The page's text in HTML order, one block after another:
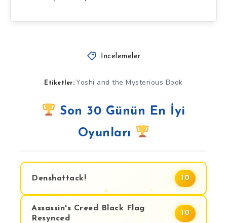
İncelemeler
Etiketler: Yoshi and the Mysterious Book
Son 30 Günün En İyi
Oyunları
Denshattack! 10
Assassin's Creed Black Flag
Resynced
10